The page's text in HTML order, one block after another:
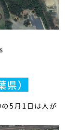
）
5月1日は人が